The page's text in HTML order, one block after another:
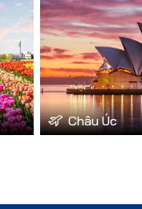
Châu Úc